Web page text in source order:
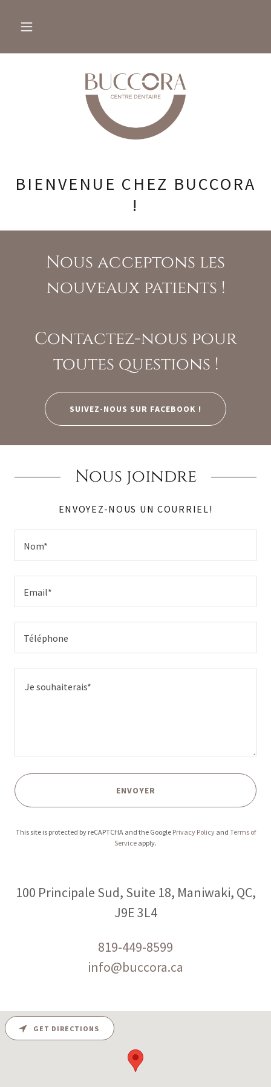
BIENVENUE CHEZ BUCCORA
!
Nous acceptons les
nouveaux patients !
Contactez-nous pour
toutes questions !
SUIVEZ-NOUS SUR FACEBOOK !
Nous joindre
ENVOYEZ-NOUS UN COURRIEL!
Nom*
Email*
Téléphone
ENVOYER
This site is protected by reCAPTCHA and the Google Privacy Policyand Terms of
Service apply.
100 Principale Sud, Suite 18, Maniwaki, QC,
J9E 3L4
819-449-8599
info@buccora.ca
GET DIRECTIONS